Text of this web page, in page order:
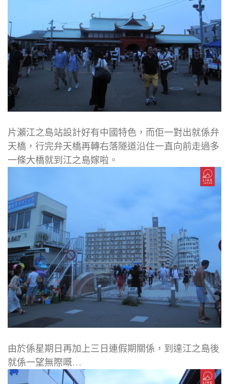
片瀨江之島站設計好有中國特色，而佢一對出就係弁
天橋，行完弁天橋再轉右落隧道沿住一直向前走過多
一條大橋就到江之島嫁啦。
由於係星期日再加上三日連假期關係，到達江之島後
就係一望無際嘅…